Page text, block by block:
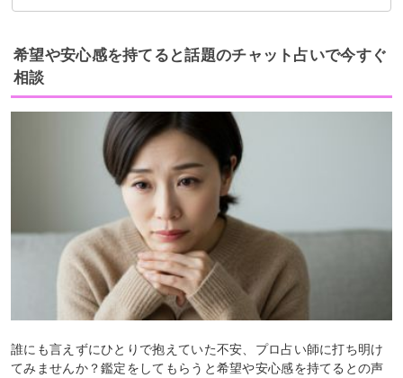
十分な休息を取る
吉夢なら話さず警告夢や凶夢は人に話す
希望や安心感を持てると話題のチャット占いで今すぐ
相談
誰にも言えずにひとりで抱えていた不安、プロ占い師に打ち明け
てみませんか？鑑定をしてもらうと希望や安心感を持てるとの声